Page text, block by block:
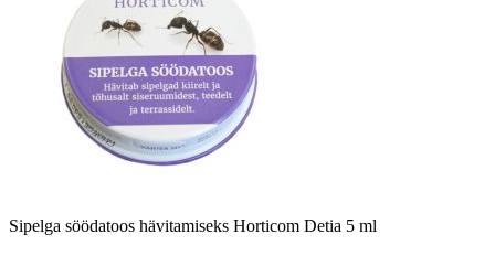
Sipelga söödatoos hävitamiseks Horticom Detia 5 ml